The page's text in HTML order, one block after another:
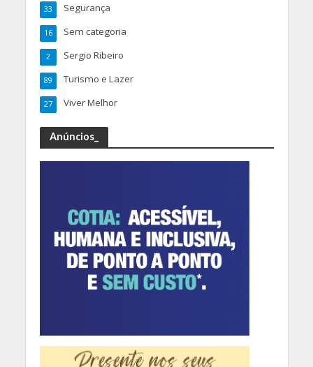
Segurança
33
Sem categoria
16
Sergio Ribeiro
2
Turismo e Lazer
89
Viver Melhor
27
Anúncios_